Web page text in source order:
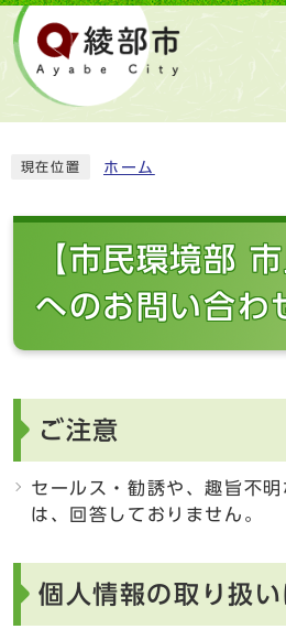
現在位置 ホーム
【市民環境部
へのお問い合わ
ご注意
セールス・勧誘や、趣旨不
は、回答しておりません。
個人情報の取り扱い